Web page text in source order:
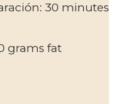
30 minutes
grams fat